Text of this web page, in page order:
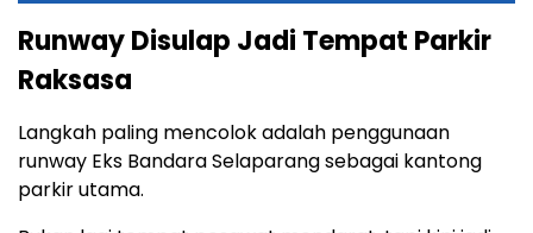
Runway Disulap Jadi Tempat Parkir
Raksasa
Langkah paling mencolok adalah penggunaan
runway Eks Bandara Selaparang sebagai kantong
parkir utama.